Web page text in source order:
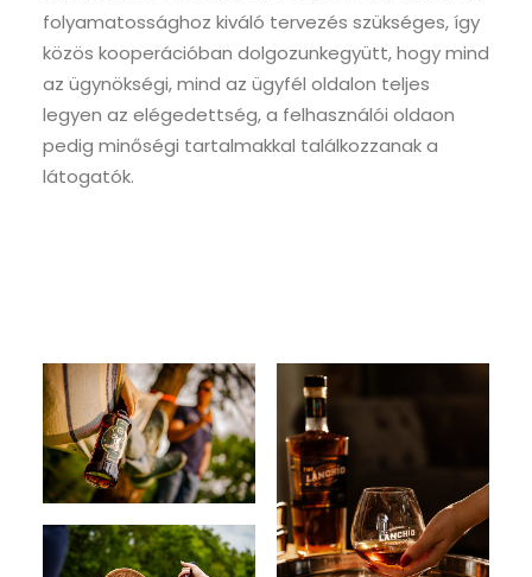
folyamatossághoz kiváló tervezés szükséges, így
közös kooperációban dolgozunkegyütt, hogy mind
az ügynökségi, mind az ügyfél oldalon teljes
legyen az elégedettség, a felhasználói oldaon
pedig minőségi tartalmakkal találkozzanak a
látogatók.